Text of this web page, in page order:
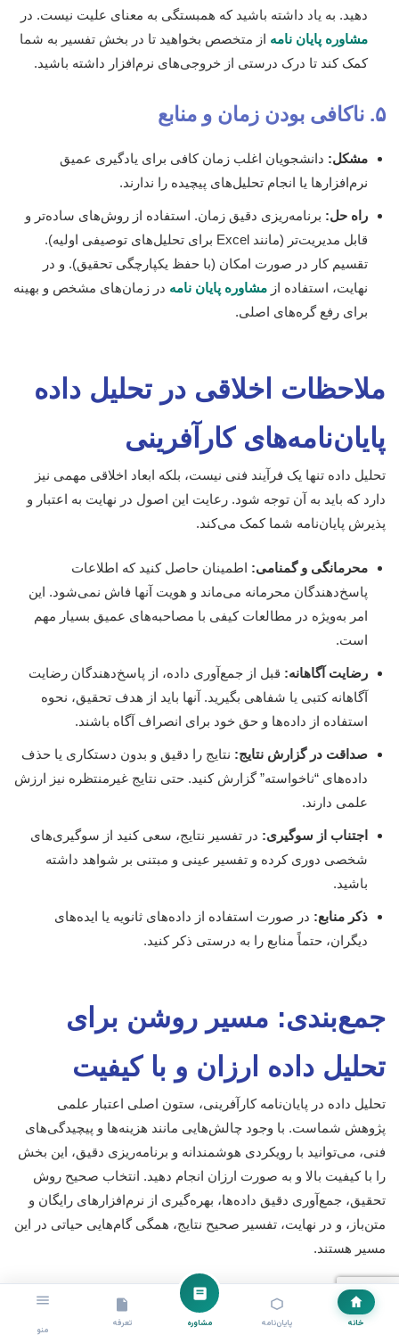
خانه پایان‌نامه مشاوره تعرفه
منو
دهید. به یاد داشته باشید که همبستگی به معنای علیت نیست. در
مشاوره پایان نامه از متخصص بخواهید تا در بخش تفسیر به شما
کمک کند تا درک درستی از خروجی‌های نرم‌افزار داشته باشید.
۵. ناکافی بودن زمان و منابع
مشکل: دانشجویان اغلب زمان کافی برای یادگیری عمیق
نرم‌افزارها یا انجام تحلیل‌های پیچیده را ندارند.
راه حل: برنامه‌ریزی دقیق زمان. استفاده از روش‌های ساده‌تر و
قابل مدیریت‌تر (مانند Excel برای تحلیل‌های توصیفی اولیه).
تقسیم کار در صورت امکان (با حفظ یکپارچگی تحقیق). و در
نهایت، استفاده از مشاوره پایان نامه در زمان‌های مشخص و بهینه
برای رفع گره‌های اصلی.
ملاحظات اخلاقی در تحلیل داده
پایان‌نامه‌های کارآفرینی
تحلیل داده تنها یک فرآیند فنی نیست، بلکه ابعاد اخلاقی مهمی نیز
دارد که باید به آن توجه شود. رعایت این اصول در نهایت به اعتبار و
پذیرش پایان‌نامه شما کمک می‌کند.
محرمانگی و گمنامی: اطمینان حاصل کنید که اطلاعات
پاسخ‌دهندگان محرمانه می‌ماند و هویت آنها فاش نمی‌شود. این
امر به‌ویژه در مطالعات کیفی با مصاحبه‌های عمیق بسیار مهم
است.
رضایت آگاهانه: قبل از جمع‌آوری داده، از پاسخ‌دهندگان رضایت
آگاهانه کتبی یا شفاهی بگیرید. آنها باید از هدف تحقیق، نحوه
استفاده از داده‌ها و حق خود برای انصراف آگاه باشند.
صداقت در گزارش نتایج: نتایج را دقیق و بدون دستکاری یا حذف
داده‌های “ناخواسته” گزارش کنید. حتی نتایج غیرمنتظره نیز ارزش
علمی دارند.
اجتناب از سوگیری: در تفسیر نتایج، سعی کنید از سوگیری‌های
شخصی دوری کرده و تفسیر عینی و مبتنی بر شواهد داشته
باشید.
ذکر منابع: در صورت استفاده از داده‌های ثانویه یا ایده‌های
دیگران، حتماً منابع را به درستی ذکر کنید.
جمع‌بندی: مسیر روشن برای
تحلیل داده ارزان و با کیفیت
تحلیل داده در پایان‌نامه کارآفرینی، ستون اصلی اعتبار علمی
پژوهش شماست. با وجود چالش‌هایی مانند هزینه‌ها و پیچیدگی‌های
فنی، می‌توانید با رویکردی هوشمندانه و برنامه‌ریزی دقیق، این بخش
را با کیفیت بالا و به صورت ارزان انجام دهید. انتخاب صحیح روش
تحقیق، جمع‌آوری دقیق داده‌ها، بهره‌گیری از نرم‌افزارهای رایگان و
متن‌باز، و در نهایت، تفسیر صحیح نتایج، همگی گام‌هایی حیاتی در این
مسیر هستند.
به یاد داشته باشید که “ارزان” به معنای فدا کردن کیفیت نیست، بلکه
به معنای بهینه‌سازی منابع و استفاده هوشمندانه از ابزارهای موجود